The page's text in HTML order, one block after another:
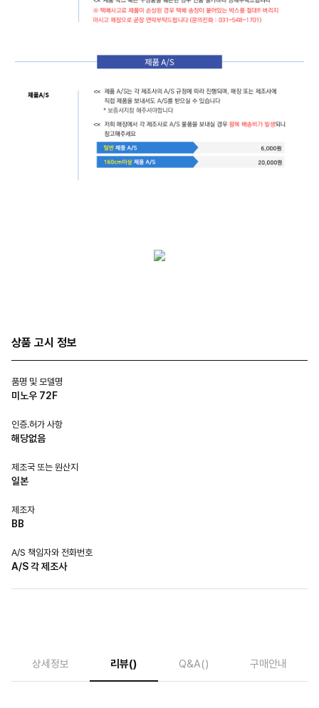
상품 고시 정보
품명 및 모델명
미노우 72F
인증.허가 사항
해당없음
제조국 또는 원산지
일본
제조자
BB
A/S 책임자와 전화번호
A/S 각 제조사
상세정보 리뷰() Q&A() 구매안내